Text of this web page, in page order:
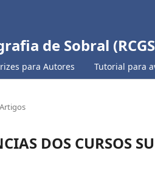
de Sobral
para Autores Tutorial para
Artigos
DOS CURSOS